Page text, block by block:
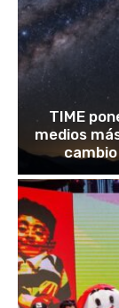
TIME
medios